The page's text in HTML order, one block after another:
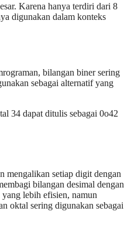
Karena hanya terdiri dari 8
digunakan dalam konteks
bilangan biner sering
sebagai alternatif yang
34 dapat ditulis sebagai 0o42
mengalikan setiap digit dengan
bilangan desimal dengan
lebih efisien, namun
oktal sering digunakan sebagai